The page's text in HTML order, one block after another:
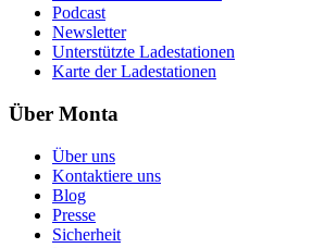
Podcast
Newsletter
Unterstützte Ladestationen
Karte der Ladestationen
Über Monta
Über uns
Kontaktiere uns
Blog
Presse
Sicherheit